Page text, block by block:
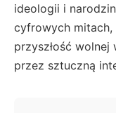
ideologii i
cyfrowych mitach,
przyszłość
przez sztuczną